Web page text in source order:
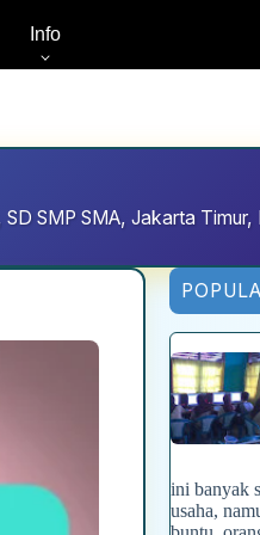
Info
SMP SMA, Jakarta
ini banyak
usaha,